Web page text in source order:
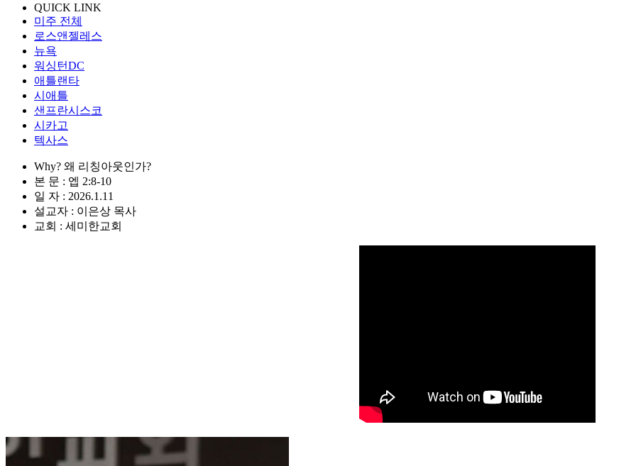
QUICK LINK
미주 전체
로스앤젤레스
뉴욕
워싱턴DC
애틀랜타
시애틀
샌프란시스코
시카고
텍사스
Why? 왜 리칭아웃인가?
본 문 : 엡 2:8-10
일 자 : 2026.1.11
설교자 : 이은상 목사
교회 : 세미한교회